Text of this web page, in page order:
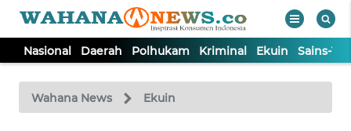
Nasional Daerah Polhukam Kriminal Ekuin Sains-
Wahana News Ekuin
TV
Tutup